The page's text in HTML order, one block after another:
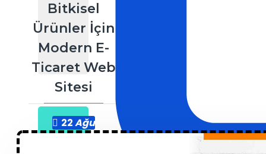
Bitkisel
Ürünler İçin
Modern E-
Ticaret Web
Sitesi
22Ağu